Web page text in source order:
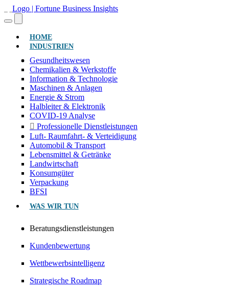
HOME(AKTUELL)
INDUSTRIEN
Gesundheitswesen
Chemikalien & Werkstoffe
Information & Technologie
Maschinen & Anlagen
Energie & Strom
Halbleiter & Elektronik
COVID-19 Analyse
Professionelle Dienstleistungen
Luft- Raumfahrt- & Verteidigung
Automobil & Transport
Lebensmittel & Getränke
Landwirtschaft
Konsumgüter
Verpackung
BFSI
WAS WIR TUN
Beratungsdienstleistungen
Kundenbewertung
Wettbewerbsintelligenz
Strategische Roadmap